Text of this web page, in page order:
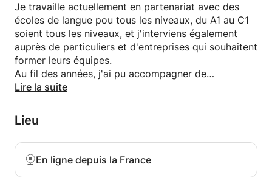
Je travaille actuellement en partenariat avec des
écoles de langue pou tous les niveaux, du A1 au C1
soient tous les niveaux, et j'interviens également
auprès de particuliers et d'entreprises qui souhaitent
former leurs équipes.
Au fil des années, j'ai pu accompagner de
nombreuses personnes dans la réussite de divers
anglaise, et nous avons très souvent obtenus des
résultats à la mesure de nos ambitions, car c'est
aussi un travail d'équipe de l'enseignant et de
l'élève.
Je serai donc ravie de pouvoir démarrer de
nouvelles aventures linguistiques avec de nouveaux
Lire la suite
Lieu
En ligne depuis la France